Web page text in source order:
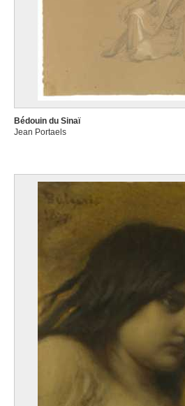
Bédouin du Sinaï
Jean Portaels